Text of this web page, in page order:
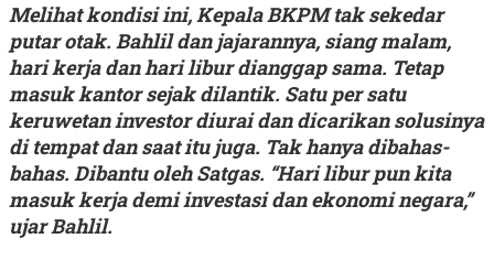
Melihat kondisi ini, Kepala BKPM tak sekedar
putar otak. Bahlil dan jajarannya, siang malam,
hari kerja dan hari libur dianggap sama. Tetap
masuk kantor sejak dilantik. Satu per satu
keruwetan investor diurai dan dicarikan solusinya
di tempat dan saat itu juga. Tak hanya dibahas-
bahas. Dibantu oleh Satgas. “Hari libur pun kita
masuk kerja demi investasi dan ekonomi negara,”
ujar Bahlil.